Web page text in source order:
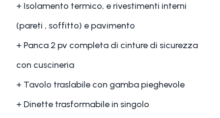
+ Isolamento termico, e rivestimenti interni
(pareti , soffitto) e pavimento
+ Panca 2 pv completa di cinture di sicurezza
con cuscineria
+ Tavolo traslabile con gamba pieghevole
+ Dinette trasformabile in singolo